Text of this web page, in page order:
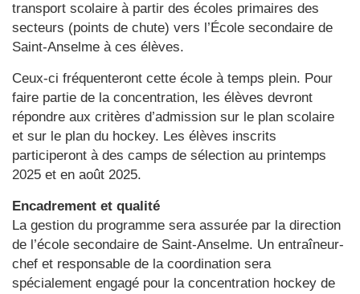
transport scolaire à partir des écoles primaires des
secteurs (points de chute) vers l’École secondaire de
Saint-Anselme à ces élèves.
Ceux-ci fréquenteront cette école à temps plein. Pour
faire partie de la concentration, les élèves devront
répondre aux critères d’admission sur le plan scolaire
et sur le plan du hockey. Les élèves inscrits
participeront à des camps de sélection au printemps
2025 et en août 2025.
Encadrement et qualité
La gestion du programme sera assurée par la direction
de l’école secondaire de Saint-Anselme. Un entraîneur-
chef et responsable de la coordination sera
spécialement engagé pour la concentration hockey de